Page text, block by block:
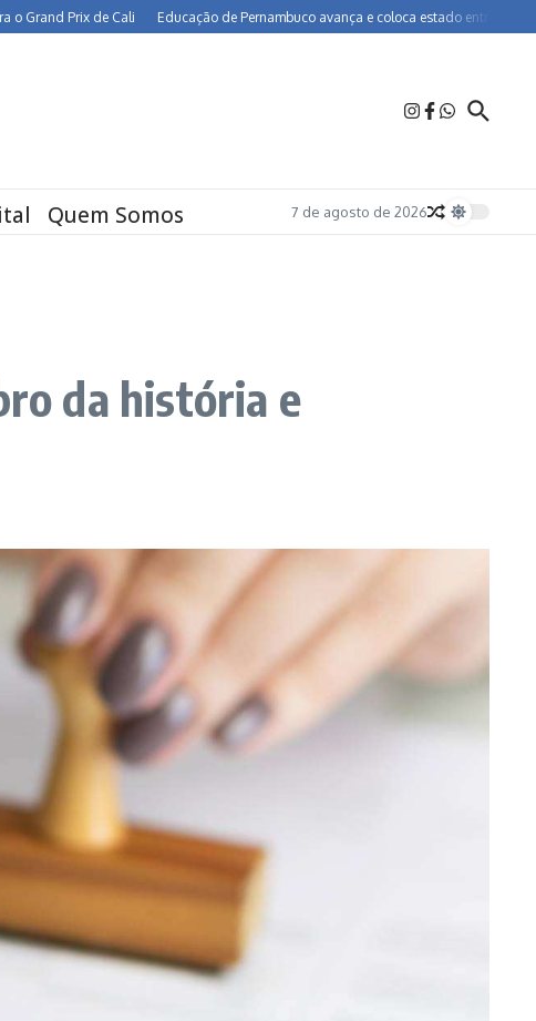
Prix de Cali Educação de Pernambuco avança e coloca estado entre os melhores
Quem Somos 7 de agosto de 2026
da história e